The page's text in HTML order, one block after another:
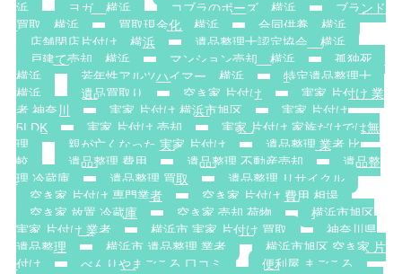
浜
ヨガ 横浜 コブラのポーズ 横浜
ブランド
買取 横浜
買取現金化 横浜
合同供養 横浜
店舗閉店片付け 横浜
遺品整理士認定協会 横浜
戸建て売却 横浜
マンション売却 横浜
孤独死
横浜
若年性アルツハイマー 横浜
特定遺品整理士
横浜
遺品買取り 空き家 片付け
実家 片付け 業
者 神奈川
実家 片付け 横浜市旭区
実家 片付け
5LDK
実家 片付け 売却
実家 片付け 家族だけでは無
理
親が亡くなった 実家 片付け
遺品整理 業者 比
較
遺品整理 費用 遺品整理 不動産売却
遺品整
理 冷蔵庫
遺品整理 買取
遺品整理 リサイクル
空き家 片付け 専門業者
空き家 片付け 費用 相場
空き家 放置 冷蔵庫
空き家 売却 荷物
横浜市旭区
実家 片付け 業者
横浜市 実家 片付け 買取
神奈川県
遺品整理
横浜市 遺品整理 業者
横浜市旭区 空き家 片
付け
べんりやまごころ 口コミ 便利屋 まごころ